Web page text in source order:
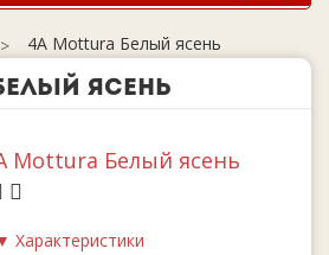
4А Mottura Белый ясень
ясень
Характеристики